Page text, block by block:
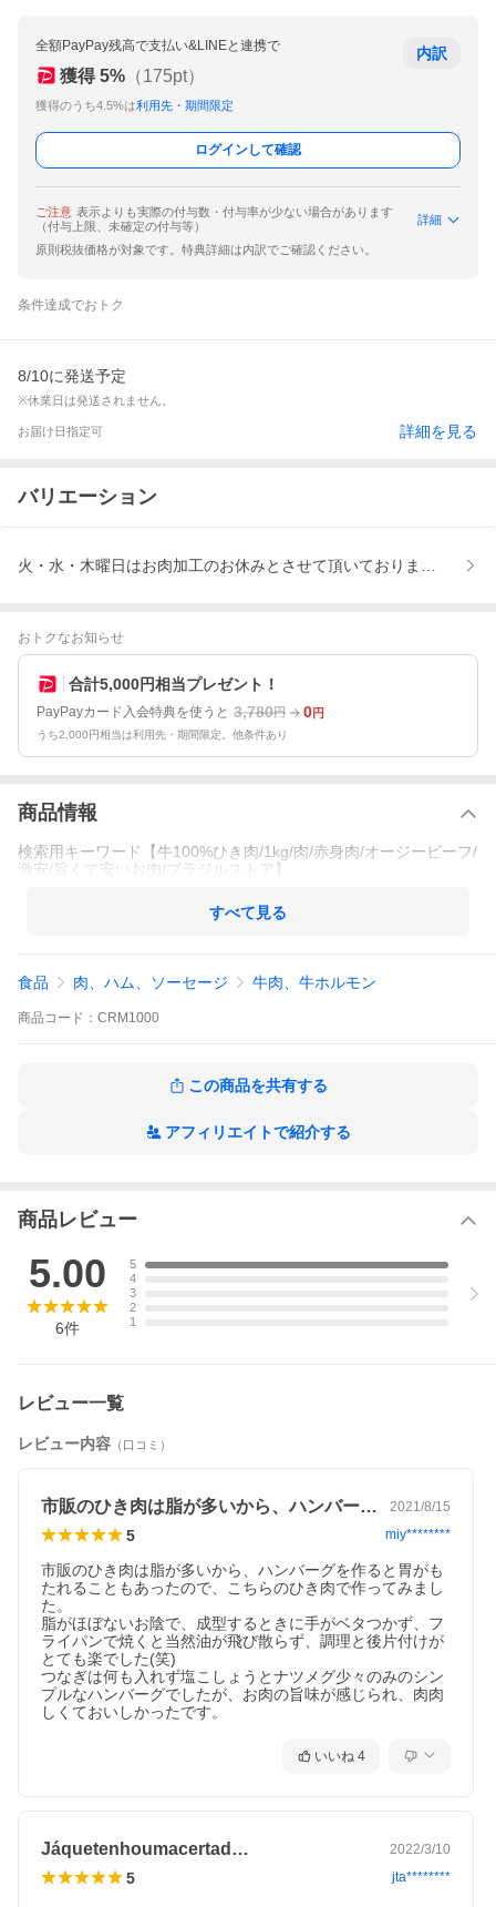
全額PayPay残高で支払い&LINEと連携で
獲得 5% （175pt）
獲得のうち4.5%は利用先・期間限定
内訳
ログインして確認
ご注意 表示よりも実際の付与数・付与率が少ない場合があります
（付与上限、未確定の付与等）
詳細
原則税抜価格が対象です。特典詳細は内訳でご確認ください。
条件達成でおトク
8/10に発送予定
※休業日は発送されません。
お届け日指定可 詳細を見る
バリエーション
火・水・木曜日はお肉加工のお休みとさせて頂いております。
おトクなお知らせ
合計5,000円相当プレゼント！
PayPayカード入会特典を使うと 3,780円 0円
うち2,000円相当は利用先・期間限定。他条件あり
商品情報
検索用キーワード【牛100%ひき肉/1kg/肉/赤身肉/オージービーフ/
激安/旨くて安いお肉/ブラジルストア】
すべて見る
食品 肉、ハム、ソーセージ 牛肉、牛ホルモン
商品 コード： CRM1000
この商品を共有する
アフィリエイトで紹介する
商品レビュー
5.00
6件
5
4
3
2
1
レビュー一覧
レビュー内容 （口コミ）
市販のひき肉は脂が多いから、ハンバーグ… 2021/8/15
5 miy********
市販のひき肉は脂が多いから、ハンバーグを作ると胃がも
たれることもあったので、こちらのひき肉で作ってみまし
た。
脂がほぼないお陰で、成型するときに手がベタつかず、フ
ライパンで焼くと当然油が飛び散らず、調理と後片付けが
とても楽でした(笑)
つなぎは何も入れず塩こしょうとナツメグ少々のみのシン
プルなハンバーグでしたが、お肉の旨味が感じられ、肉肉
しくておいしかったです。
いいね 4
Jáquetenhoumacertad… 2022/3/10
5 jta********